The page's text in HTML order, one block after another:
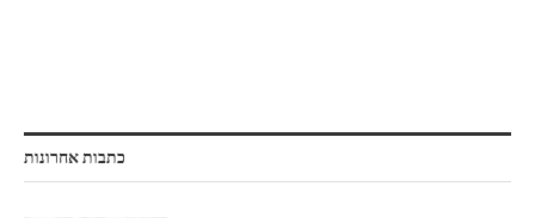
כתבות אחרונות